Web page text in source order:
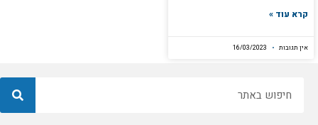
קרא עוד »
אין תגובות